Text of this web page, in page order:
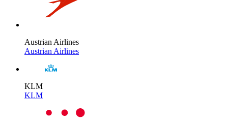
Austrian Airlines
Austrian Airlines
KLM
KLM